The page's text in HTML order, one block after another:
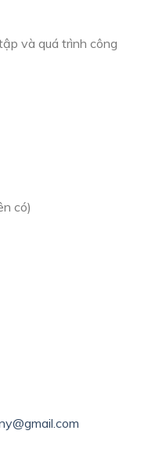
và quá trình công
có)